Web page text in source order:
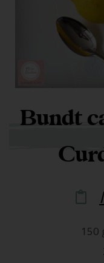
Bundt
150